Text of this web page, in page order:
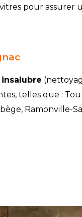
pour assurer
telles que :
Ramonville-